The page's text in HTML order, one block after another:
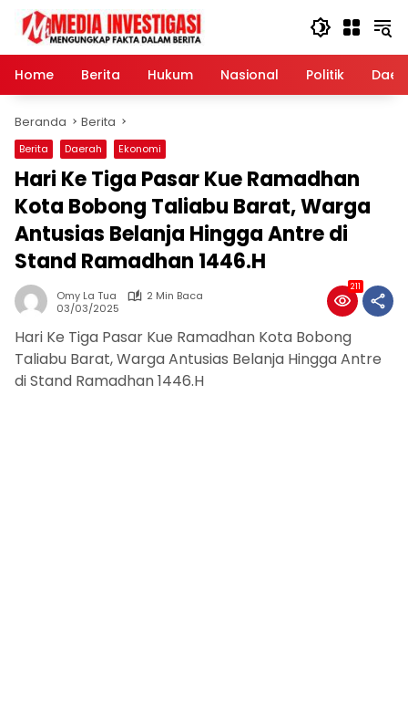
Langsung
konten
Home
Berita Hukum Nasional Politik
Beranda Berita
Berita Daerah Ekonomi
Hari Ke Tiga Pasar Kue Ramadhan
Kota Bobong Taliabu Barat, Warga
Antusias Belanja Hingga Antre di
Stand Ramadhan 1446.H
Omy La Tua
2 Min Baca
03/03/2025
211
Hari Ke Tiga Pasar Kue Ramadhan Kota Bobong
Taliabu Barat, Warga Antusias Belanja Hingga Antre
di Stand Ramadhan 1446.H